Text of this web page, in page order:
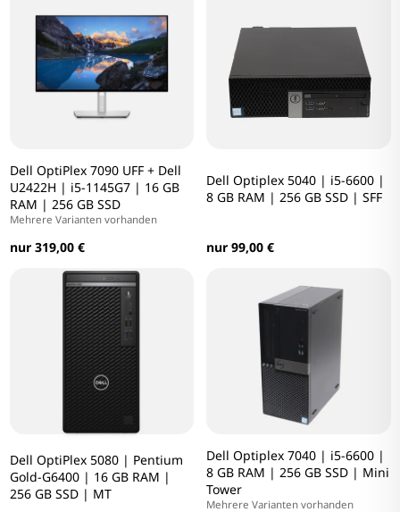
Dell OptiPlex 7090 UFF + Dell
U2422H | i5-1145G7 | 16 GB
RAM | 256 GB SSD
Mehrere Varianten vorhanden
nur 319,00 €
Dell Optiplex 5040 | i5-6600 |
8 GB RAM | 256 GB SSD | SFF
nur 99,00 €
Dell OptiPlex 5080 | Pentium
Gold-G6400 | 16 GB RAM |
256 GB SSD | MT
Dell Optiplex 7040 | i5-6600 |
8 GB RAM | 256 GB SSD | Mini
Tower
Mehrere Varianten vorhanden